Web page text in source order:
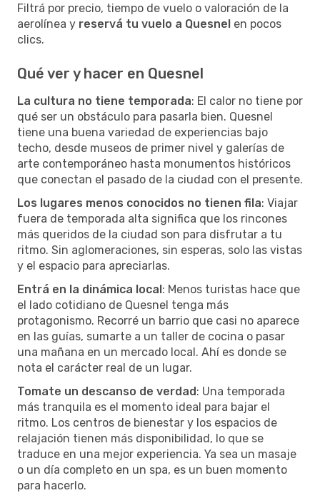
Filtrá por precio, tiempo de vuelo o valoración de la
aerolínea y reservá tu vuelo a Quesnel en pocos
clics.
Qué ver y hacer en Quesnel
La cultura no tiene temporada: El calor no tiene por
qué ser un obstáculo para pasarla bien. Quesnel
tiene una buena variedad de experiencias bajo
techo, desde museos de primer nivel y galerías de
arte contemporáneo hasta monumentos históricos
que conectan el pasado de la ciudad con el presente.
Los lugares menos conocidos no tienen fila: Viajar
fuera de temporada alta significa que los rincones
más queridos de la ciudad son para disfrutar a tu
ritmo. Sin aglomeraciones, sin esperas, solo las vistas
y el espacio para apreciarlas.
Entrá en la dinámica local: Menos turistas hace que
el lado cotidiano de Quesnel tenga más
protagonismo. Recorré un barrio que casi no aparece
en las guías, sumarte a un taller de cocina o pasar
una mañana en un mercado local. Ahí es donde se
nota el carácter real de un lugar.
Tomate un descanso de verdad: Una temporada
más tranquila es el momento ideal para bajar el
ritmo. Los centros de bienestar y los espacios de
relajación tienen más disponibilidad, lo que se
traduce en una mejor experiencia. Ya sea un masaje
o un día completo en un spa, es un buen momento
para hacerlo.